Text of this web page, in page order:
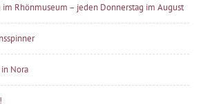
Rhönmuseum – jeden Donnerstag im August
Nora